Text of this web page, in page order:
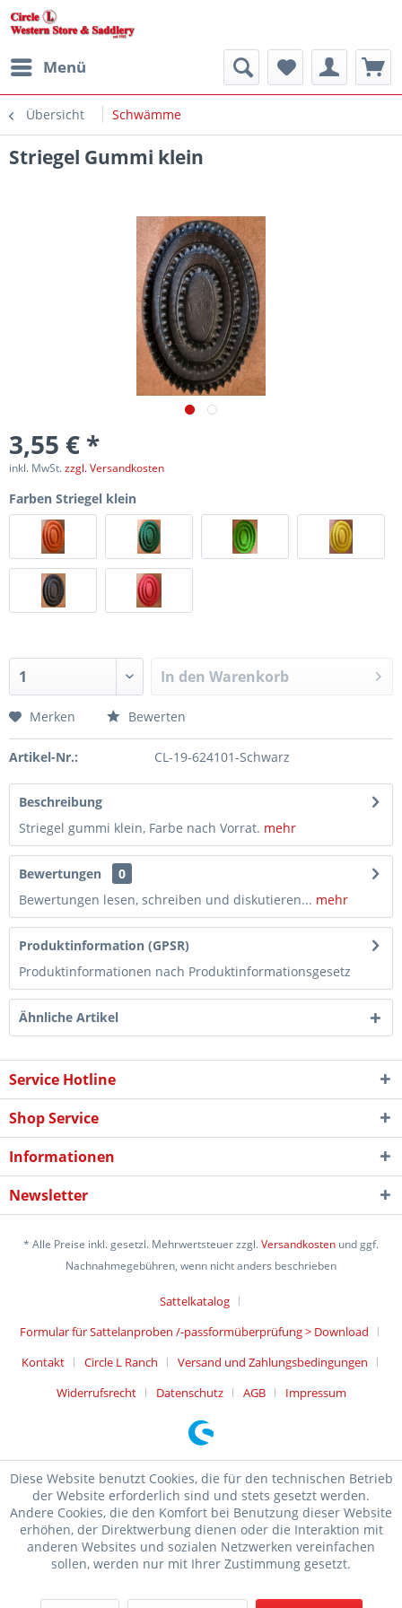
Menü
Übersicht Schwämme
Striegel Gummi klein
3,55 € *
inkl. MwSt.zzgl. Versandkosten
Farben Striegel klein
In den Warenkorb
Merken Bewerten
Artikel-Nr.: CL-19-624101-Schwarz
Beschreibung
Striegel gummi klein, Farbe nach Vorrat. mehr
Bewertungen
0
Bewertungen lesen, schreiben und diskutieren... mehr
Produktinformation (GPSR)
Produktinformationen nach Produktinformationsgesetz
Ähnliche Artikel
Service Hotline
Shop Service
Informationen
Newsletter
* Alle Preise inkl. gesetzl. Mehrwertsteuer zzgl.Versandkosten und ggf.
Nachnahmegebühren, wenn nicht anders beschrieben
Sattelkatalog
Formular für Sattelanproben /-passformüberprüfung > Download
Kontakt
Circle L Ranch
Versand und Zahlungsbedingungen
Widerrufsrecht
Datenschutz AGB Impressum
Diese Website benutzt Cookies, die für den technischen Betrieb
der Website erforderlich sind und stets gesetzt werden.
Andere Cookies, die den Komfort bei Benutzung dieser Website
erhöhen, der Direktwerbung dienen oder die Interaktion mit
anderen Websites und sozialen Netzwerken vereinfachen
sollen, werden nur mit Ihrer Zustimmung gesetzt.